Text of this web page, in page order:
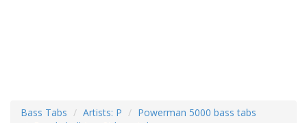
Bass Tabs Artists: P
Powerman 5000 bass tabs